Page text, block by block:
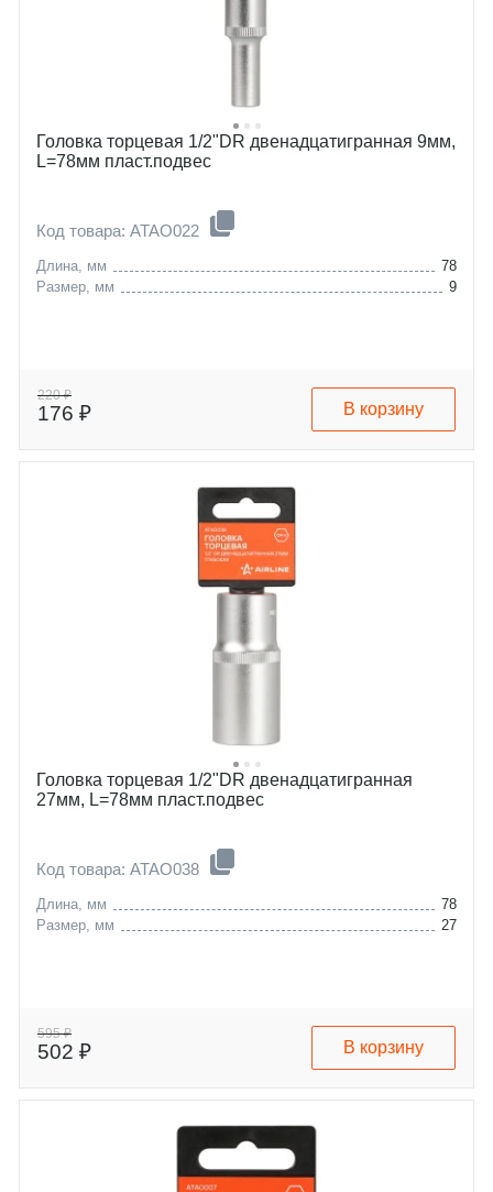
Головка торцевая 1/2"DR двенадцатигранная 9мм,
L=78мм пласт.подвес
Код товара: ATAO022
Длина, мм
78
Размер, мм
9
220 ₽
176 ₽ В корзину
Головка торцевая 1/2"DR двенадцатигранная
27мм, L=78мм пласт.подвес
Код товара: ATAO038
Длина, мм
78
Размер, мм
27
595 ₽
502 ₽ В корзину